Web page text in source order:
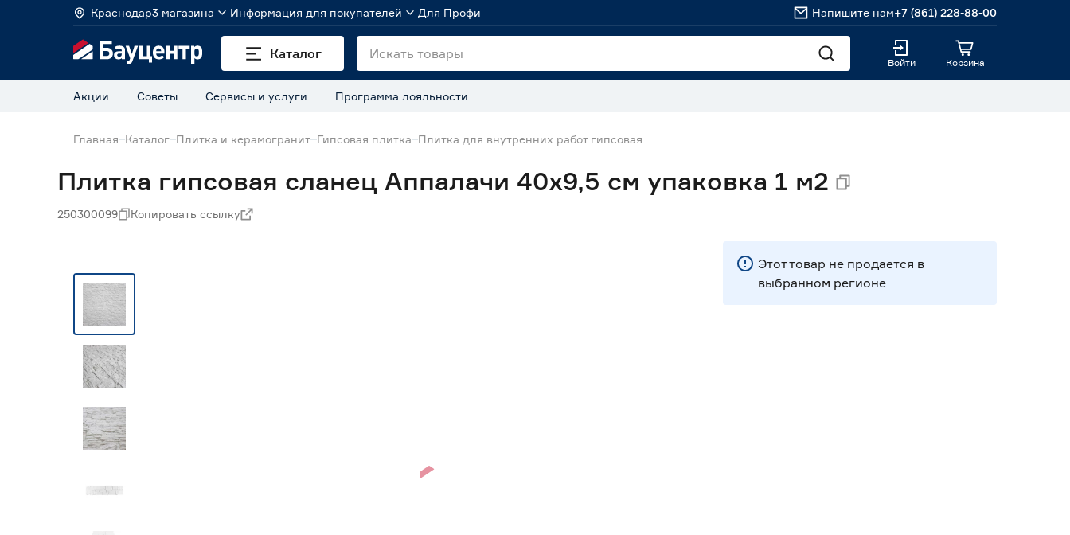
Краснодар3 магазина Информация для покупателей Для Профи Напишите нам+7 (861) 228-88-00
Каталог
Войти Корзина
Акции Советы Сервисы и услуги Программа лояльности
Главная Каталог Плитка и керамогранит Гипсовая плитка Плитка для внутренних работ гипсовая
Плитка гипсовая сланец Аппалачи 40х9,5 см упаковка 1 м2
250300099 Копировать ссылку
Этот товар не продается в
выбранном регионе